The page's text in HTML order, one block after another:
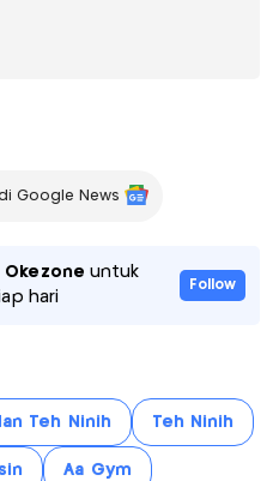
Google News
Okezone untuk
hari
Follow
Teh Ninih Teh Ninih
Aa Gym